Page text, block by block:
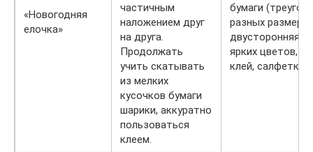
«Новогодняя
елочка»
частичным
наложением друг
на друга.
Продолжать
учить скатывать
из мелких
кусочков бумаги
шарики, аккуратно
пользоваться
клеем.
бумаги
разных
двусторонняя
ярких цветов,
клей, салфетки,